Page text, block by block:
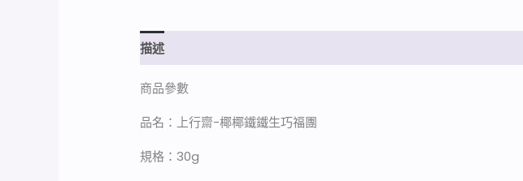
描述
商品參數
品名：上行齋-椰椰鐵鐵生巧福團
規格：30g